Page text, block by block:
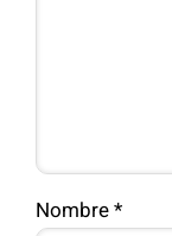
Nombre *